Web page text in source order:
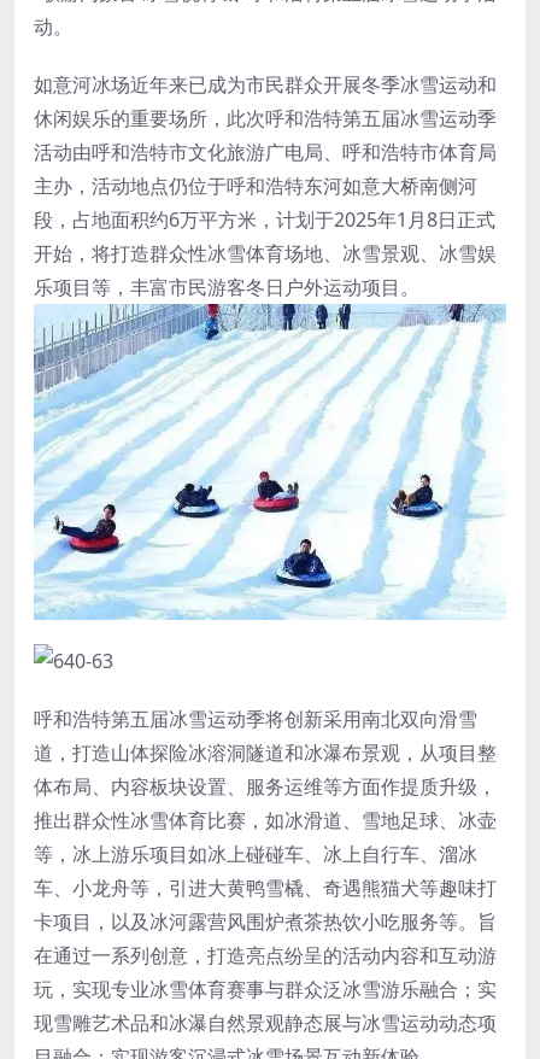
动。
如意河冰场近年来已成为市民群众开展冬季冰雪运动和
休闲娱乐的重要场所，此次呼和浩特第五届冰雪运动季
活动由呼和浩特市文化旅游广电局、呼和浩特市体育局
主办，活动地点仍位于呼和浩特东河如意大桥南侧河
段，占地面积约6万平方米，计划于2025年1月8日正式
开始，将打造群众性冰雪体育场地、冰雪景观、冰雪娱
乐项目等，丰富市民游客冬日户外运动项目。
呼和浩特第五届冰雪运动季将创新采用南北双向滑雪
道，打造山体探险冰溶洞隧道和冰瀑布景观 ，从项目整
体布局、内容板块设置、服务运维等方面作提质升级，
推出群众性冰雪体育比赛，如冰滑道、雪地足球、冰壶
等，冰上游乐项目如冰上碰碰车、冰上自行车、溜冰
车、小龙舟等，引进大黄鸭雪橇、奇遇熊猫犬等趣味打
卡项目，以及冰河露营风围炉煮茶热饮小吃服务等。旨
在通过一系列创意，打造亮点纷呈的活动内容和互动游
玩，实现专业冰雪体育赛事与群众泛冰雪游乐融合；实
现雪雕艺术品和冰瀑自然景观静态展与冰雪运动动态项